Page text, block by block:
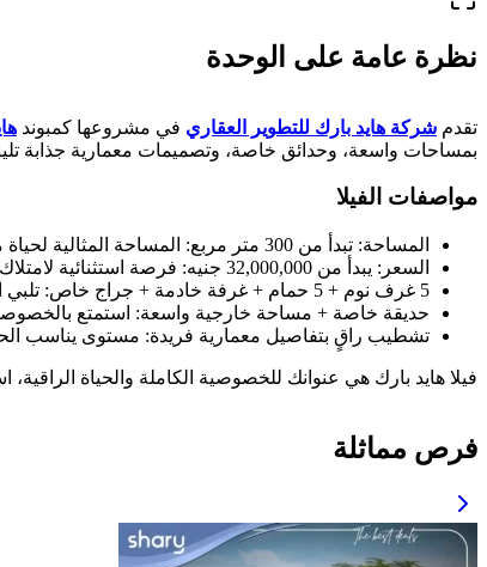
نظرة عامة على الوحدة
تقدم شركة هايد بارك للتطوير العقاري في مشروعها كمبوند
بمساحات واسعة، وحدائق خاصة، وتصميمات معمارية جذابة
مواصفات الفيلا
المساحة: تبدأ من 300 متر مربع: المساحة المثالية لحياة مريحة وفاخرة.
السعر: يبدأ من 32,000,000 جنيه: فرصة استثنائية لامتلاك فيلا في موقع استراتيجي.
5 غرف نوم + 5 حمام + غرفة خادمة + جراج خاص: تلبي احتياجات العائلة بالكامل.
حديقة خاصة + مساحة خارجية واسعة: استمتع
تشطيب راقٍ بتفاصيل معمارية فريدة: مستوى يناسب
فيلا هايد بارك هي عنوانك للخصوصية الكاملة والحياة
فرص مماثلة